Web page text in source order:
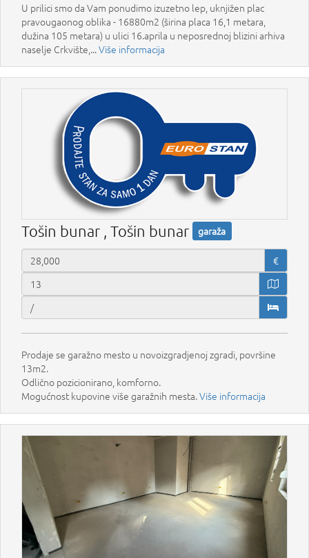
U prilici smo da Vam ponudimo izuzetno lep, uknjižen plac
pravougaonog oblika - 16880m2 (širina placa 16,1 metara,
dužina 105 metara) u ulici 16.aprila u neposrednoj blizini arhiva
naselje Crkvište,...Više informacija
Tošin bunar , Tošin bunar garaža
€
Prodaje se garažno mesto u novoizgradjenoj zgradi, površine
13m2.
Odlično pozicionirano, komforno.
Mogućnost kupovine više garažnih mesta.Više informacija